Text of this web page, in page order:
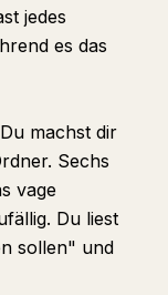
jedes
es das
machst dir
Sechs
vage
Du liest
sollen" und